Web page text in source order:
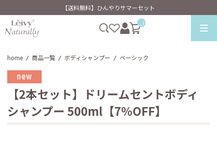
【送料無料】ひんやりサマーセット
__ITM_CNT__
home / 商品一覧 / ボディシャンプー / ベーシック
【2本セット】ドリームセントボディ
シャンプー 500ml【7％OFF】